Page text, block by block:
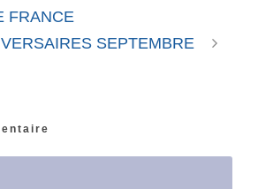
FRANCE
SEPTEMBRE